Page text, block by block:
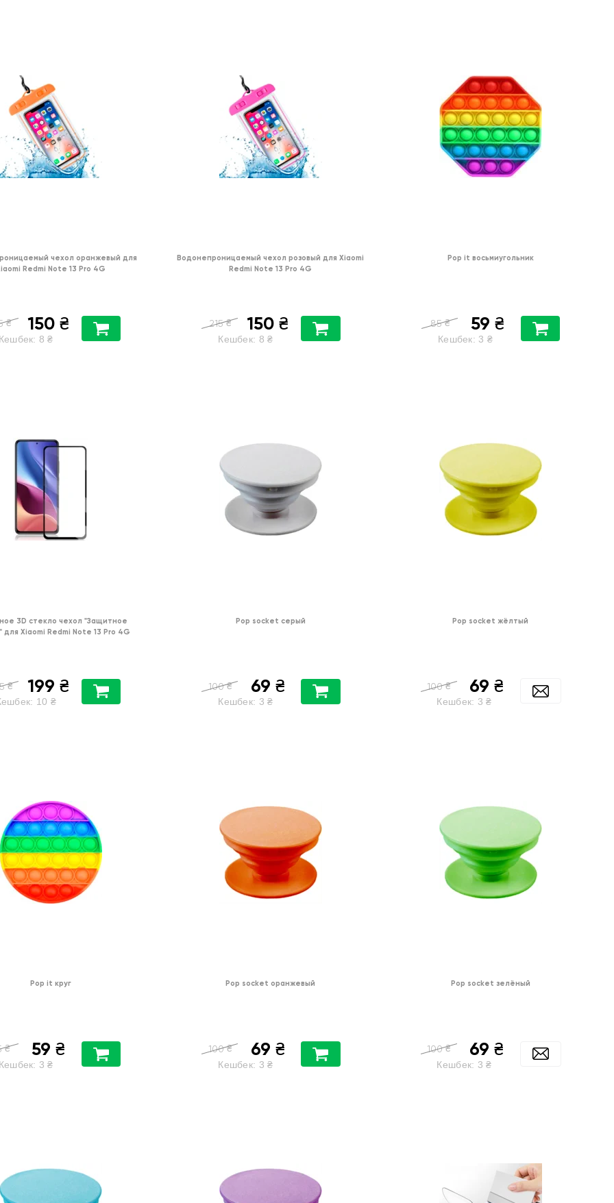
чехол оранжевый для
Redmi Note 13 Pro 4G
₴ 150 ₴
8 ₴
Водонепроницаемый чехол розовый для Xiaomi
Redmi Note 13 Pro 4G
215 ₴ 150 ₴
Кешбек: 8 ₴
Pop it восьмиугольник
85 ₴ 59 ₴
Кешбек: 3 ₴
3D стекло чехол "Защитное
для Xiaomi Redmi Note 13 Pro 4G
₴ 199 ₴
10 ₴
Pop socket серый
100 ₴ 69 ₴
Кешбек: 3 ₴
Pop socket жёлтый
100 ₴ 69 ₴
Кешбек: 3 ₴
Pop it круг
₴ 59 ₴
3 ₴
Pop socket оранжевый
100 ₴ 69 ₴
Кешбек: 3 ₴
Pop socket зелёный
100 ₴ 69 ₴
Кешбек: 3 ₴